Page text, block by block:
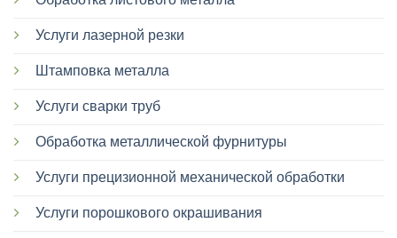
Услуги лазерной резки
Штамповка металла
Услуги сварки труб
Обработка металлической фурнитуры
Услуги прецизионной механической обработки
Услуги порошкового окрашивания